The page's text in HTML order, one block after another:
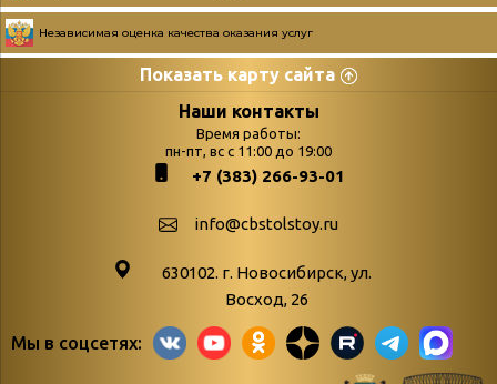
Независимая оценка качества оказания услуг
Показать карту сайта
Страницы
podvedenie-itogov-festivalya-
paskhalnaya-palitra
Библионочь – как ярмарка точь-в-
поступлений
Война. Народ.
живые»
Наши контакты
Время работы:
пн-пт, вс с 11:00 до 19:00
+7 (383) 266-93-01
info@cbstolstoy.ru
630102. г. Новосибирск, ул.
Восход, 26
Мы в соцсетях: